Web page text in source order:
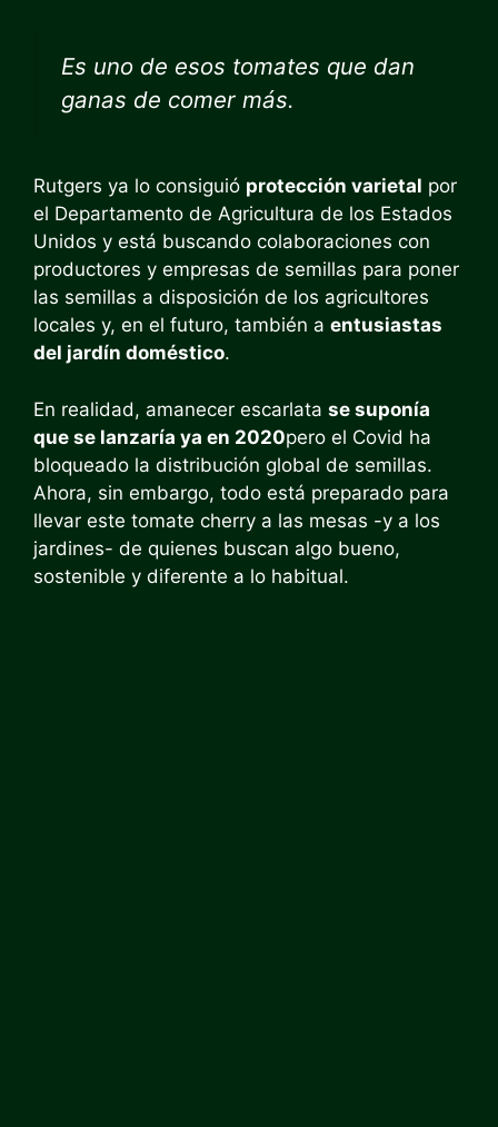
Es uno de esos tomates que dan
ganas de comer más.
Rutgers ya lo consiguió protección varietal por
el Departamento de Agricultura de los Estados
Unidos y está buscando colaboraciones con
productores y empresas de semillas para poner
las semillas a disposición de los agricultores
locales y, en el futuro, también a entusiastas
del jardín doméstico.
En realidad, amanecer escarlata se suponía
que se lanzaría ya en 2020pero el Covid ha
bloqueado la distribución global de semillas.
Ahora, sin embargo, todo está preparado para
llevar este tomate cherry a las mesas -y a los
jardines- de quienes buscan algo bueno,
sostenible y diferente a lo habitual.